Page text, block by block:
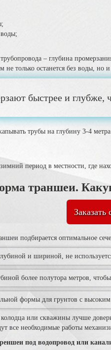
– глубина
только останется без воды, но
быстрее и глубже,
трубы на глубину 3-4
период в местности, где
траншеи.
Заказать
подбирается оптимальное
и шириной, не
более полутора метров,
формы для грунтов с
или скважины лучше
все необходимые работы
под водопровод или